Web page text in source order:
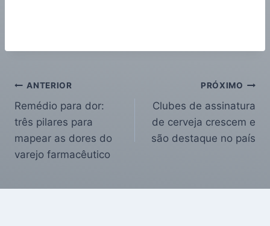
ANTERIOR
Remédio para dor:
três pilares para
mapear as dores do
varejo farmacêutico
PRÓXIMO
Clubes de assinatura
de cerveja crescem e
são destaque no país